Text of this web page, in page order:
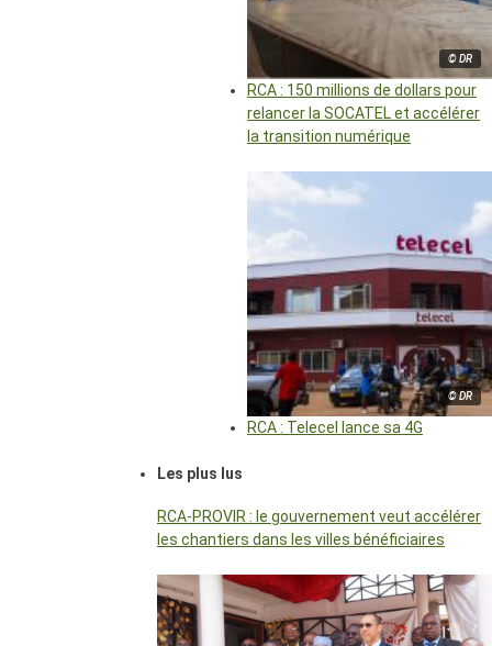
© DR
RCA : 150 millions de dollars pour
relancer la SOCATEL et accélérer
la transition numérique
© DR
RCA : Telecel lance sa 4G
Les plus lus
RCA-PROVIR : le gouvernement veut accélérer
les chantiers dans les villes bénéficiaires